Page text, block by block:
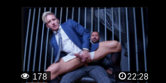
178
22:28